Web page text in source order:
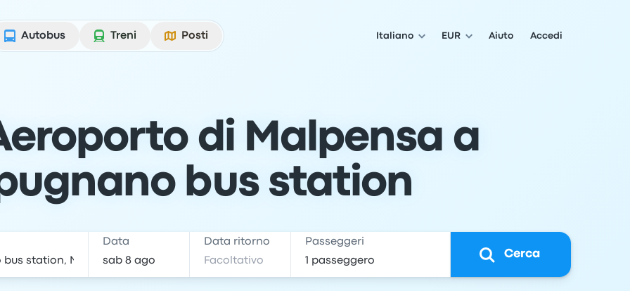
Autobus
Treni Posti Italiano EUR Aiuto Accedi
di Malpensa a
bus station
Data Data ritorno Passeggeri
Cerca